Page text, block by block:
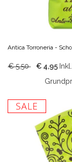
Antica Torroneria -
€ 5,50 € 4,95
SALE